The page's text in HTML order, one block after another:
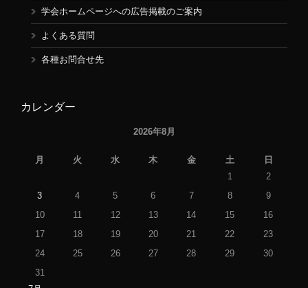
学会ホームページへの広告掲載のご案内
よくある質問
各種お問合せ先
カレンダー
2026年8月
月 火 水 木 金 土
日
1
2
3
4 5 6 7 8
9
10
11 12 13 14 15
16
17
18 19 20 21 22
23
24
25 26 27 28 29
30
31